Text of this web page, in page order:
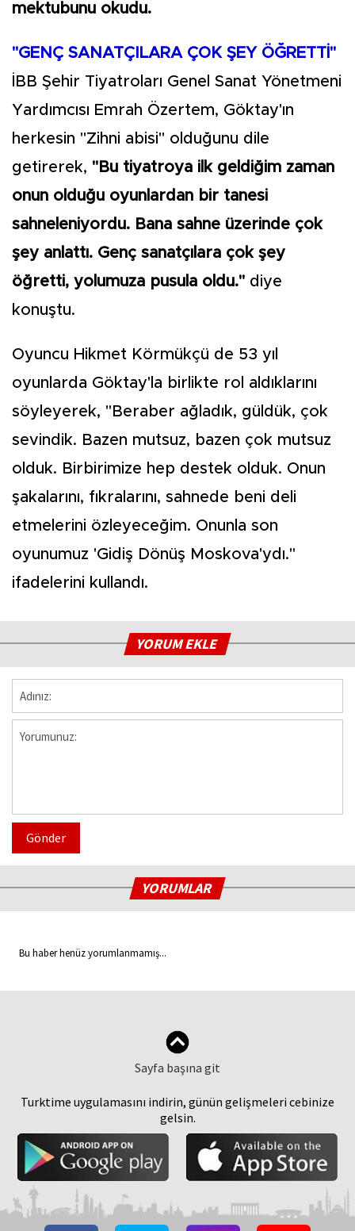
mektubunu okudu.
"GENÇ SANATÇILARA ÇOK ŞEY ÖĞRETTİ"
İBB Şehir Tiyatroları Genel Sanat Yönetmeni
Yardımcısı Emrah Özertem, Göktay'ın
herkesin "Zihni abisi" olduğunu dile
getirerek, "Bu tiyatroya ilk geldiğim zaman
onun olduğu oyunlardan bir tanesi
sahneleniyordu. Bana sahne üzerinde çok
şey anlattı. Genç sanatçılara çok şey
öğretti, yolumuza pusula oldu." diye
konuştu.
Oyuncu Hikmet Körmükçü de 53 yıl
oyunlarda Göktay'la birlikte rol aldıklarını
söyleyerek, "Beraber ağladık, güldük, çok
sevindik. Bazen mutsuz, bazen çok mutsuz
olduk. Birbirimize hep destek olduk. Onun
şakalarını, fıkralarını, sahnede beni deli
etmelerini özleyeceğim. Onunla son
oyunumuz 'Gidiş Dönüş Moskova'ydı."
ifadelerini kullandı.
YORUM EKLE
Gönder
YORUMLAR
Bu haber henüz yorumlanmamış...
Sayfa başına git
Turktime uygulamasını indirin, günün gelişmeleri cebinize
gelsin.